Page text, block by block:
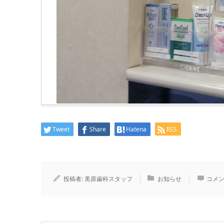
Tweet Share Hatena RSS
投稿者:美原歯科スタッフ お知らせ コメ